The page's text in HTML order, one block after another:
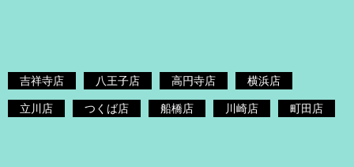
吉祥寺店 八王子店 高円寺店 横浜店
立川店 つくば店 船橋店 川崎店 町田店